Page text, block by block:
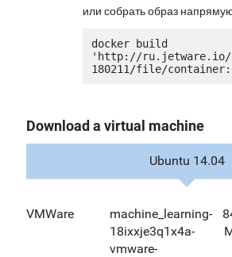
или собрать образ
docker build
'http://ru.jetware.io/
Download a virtual machine
Ubuntu 14.04
VMWare
machine_learning-
18ixxje3q1x4a-
vmware-